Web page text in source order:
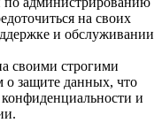
на своих
и обслуживании
своими строгими
о защите данных, что
и